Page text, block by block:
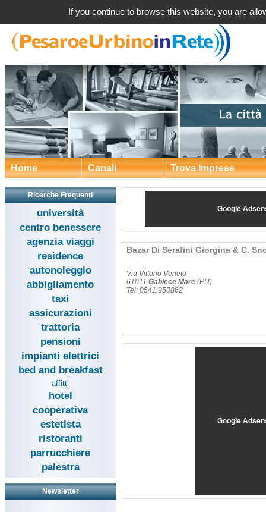
Home Canali Trova Imprese
Ricerche Frequenti
università
centro benessere
agenzia viaggi
residence
autonoleggio
abbigliamento
taxi
assicurazioni
trattoria
pensioni
impianti elettrici
bed and breakfast
affitti
hotel
cooperativa
estetista
ristoranti
parrucchiere
palestra
Newsletter
Google
Bazar Di Serafini Giorgina & C.
Via Vittorio Veneto
61011 Gabicce Mare (PU)
Tel: 0541.950862
Google
If you continue to browse this website, you are